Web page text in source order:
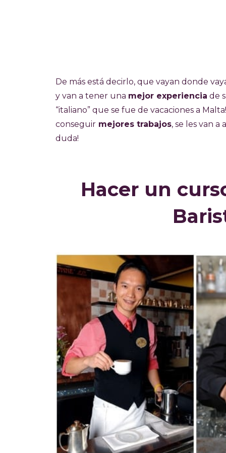
De más está decirlo, que vayan donde
y van a tener una mejor experiencia de
“italiano” que se fue de vacaciones a
conseguir mejores trabajos, se les van
duda!
Hacer un